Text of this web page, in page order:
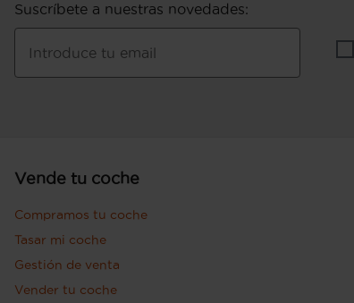
Suscríbete a nuestras novedades:
Introduce tu email
Vende tu coche
Compramos tu coche
Tasar mi coche
Gestión de venta
Vender tu coche